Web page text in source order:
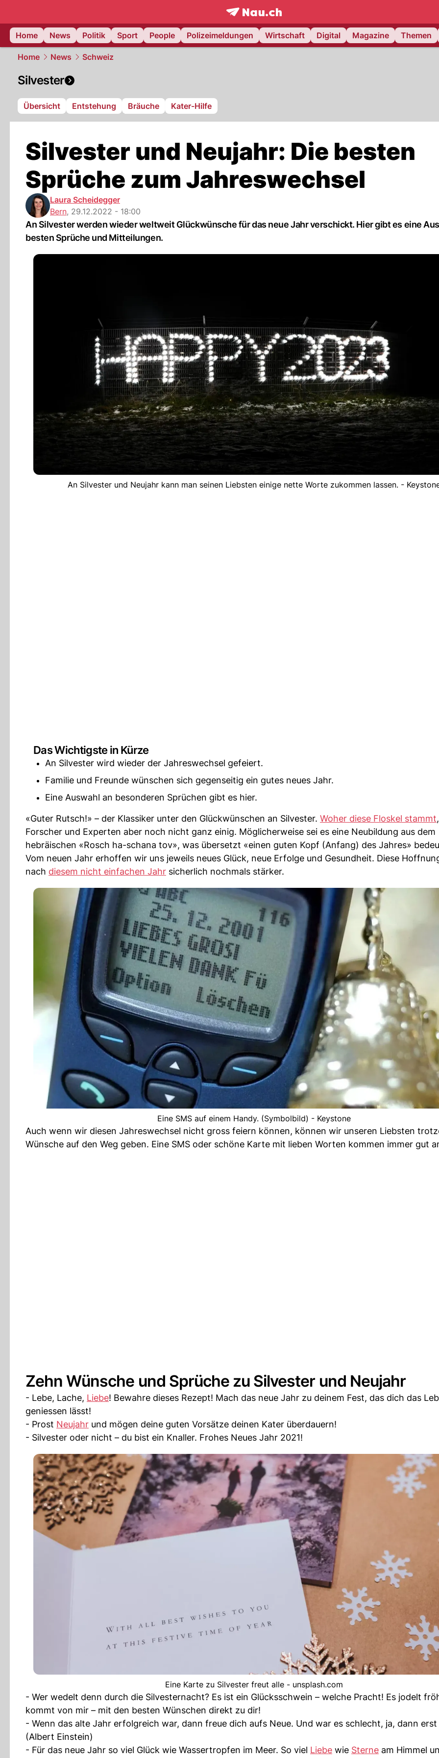
frontpage.NAU.ch
Home
News Politik Sport People Polizeimeldungen Wirtschaft Digital Magazine Themen
Home News Schweiz
Silvester
Übersicht Entstehung Bräuche Kater-Hilfe
Silvester und Neujahr: Die besten
Sprüche zum Jahreswechsel
Laura Scheidegger
Bern, 29.12.2022 - 18:00
An Silvester werden wieder weltweit Glückwünsche für das neue Jahr verschickt. Hier gibt es eine
besten Sprüche und Mitteilungen.
An Silvester und Neujahr kann man seinen Liebsten einige nette Worte zukommen lassen. -
Das Wichtigste in Kürze
An Silvester wird wieder der Jahreswechsel gefeiert.
Familie und Freunde wünschen sich gegenseitig ein gutes neues Jahr.
Eine Auswahl an besonderen Sprüchen gibt es hier.
«Guter Rutsch!» – der Klassiker unter den Glückwünschen an Silvester. Woher diese Floskel stammt
Forscher und Experten aber noch nicht ganz einig. Möglicherweise sei es eine Neubildung aus dem
hebräischen «Rosch ha-schana tov», was übersetzt «einen guten Kopf (Anfang) des Jahres»
Vom neuen Jahr erhoffen wir uns jeweils neues Glück, neue Erfolge und Gesundheit. Diese
nach diesem nicht einfachen Jahr sicherlich nochmals stärker.
Eine SMS auf einem Handy. (Symbolbild) - Keystone
Auch wenn wir diesen Jahreswechsel nicht gross feiern können, können wir unseren Liebsten
Wünsche auf den Weg geben. Eine SMS oder schöne Karte mit lieben Worten kommen immer gut
Zehn Wünsche und Sprüche zu Silvester und Neujahr
- Lebe, Lache, Liebe! Bewahre dieses Rezept! Mach das neue Jahr zu deinem Fest, das dich das
geniessen lässt!
- Prost Neujahr und mögen deine guten Vorsätze deinen Kater überdauern!
- Silvester oder nicht – du bist ein Knaller. Frohes Neues Jahr 2021!
Eine Karte zu Silvester freut alle - unsplash.com
- Wer wedelt denn durch die Silvesternacht? Es ist ein Glücksschwein – welche Pracht! Es jodelt
kommt von mir – mit den besten Wünschen direkt zu dir!
- Wenn das alte Jahr erfolgreich war, dann freue dich aufs Neue. Und war es schlecht, ja, dann
(Albert Einstein)
- Für das neue Jahr so viel Glück wie Wassertropfen im Meer. So viel Liebe wie Sterne am Himmel